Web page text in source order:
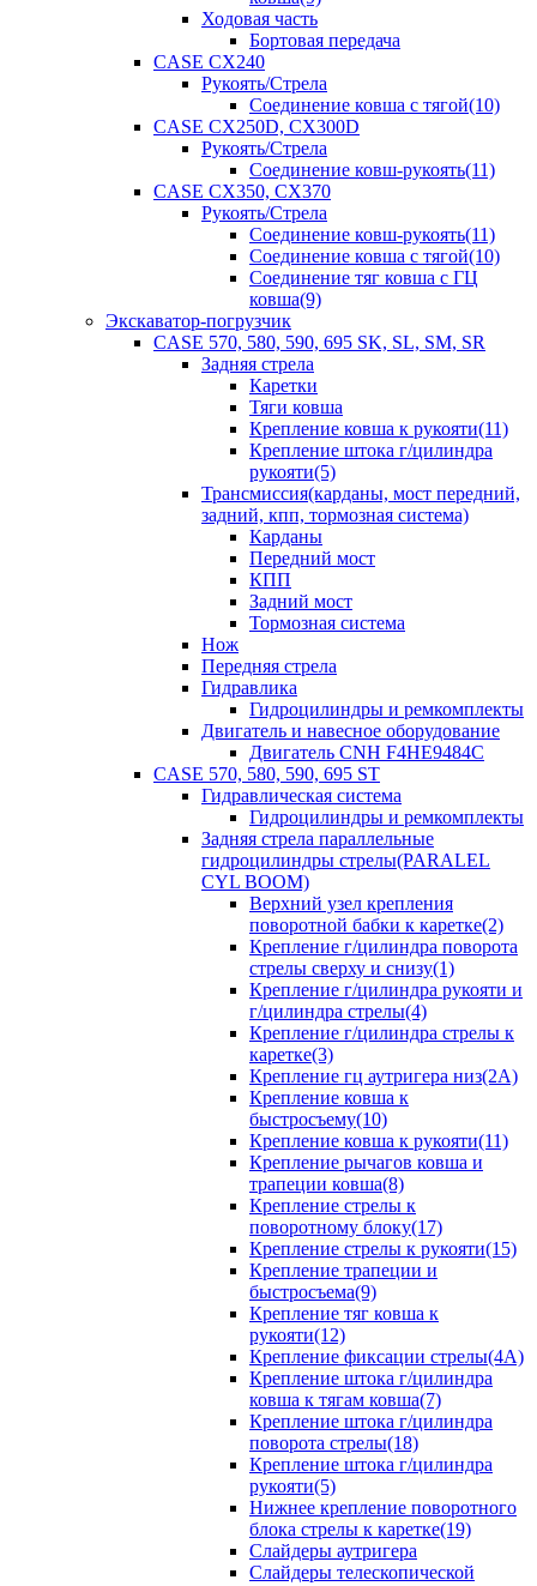
Ходовая часть
Бортовая передача
CASE CX240
Рукоять/Стрела
Соединение ковша с тягой(10)
CASE CX250D, CX300D
Рукоять/Стрела
Соединение ковш-рукоять(11)
CASE CX350, CX370
Рукоять/Стрела
Соединение ковш-рукоять(11)
Соединение ковша с тягой(10)
Соединение тяг ковша с ГЦ
ковша(9)
Экскаватор-погрузчик
CASE 570, 580, 590, 695 SK, SL, SM, SR
Задняя стрела
Каретки
Тяги ковша
Крепление ковша к рукояти(11)
Крепление штока г/цилиндра
рукояти(5)
Трансмиссия(карданы, мост передний,
задний, кпп, тормозная система)
Карданы
Передний мост
КПП
Задний мост
Тормозная система
Нож
Передняя стрела
Гидравлика
Гидроцилиндры и ремкомплекты
Двигатель и навесное оборудование
Двигатель CNH F4HE9484C
CASE 570, 580, 590, 695 ST
Гидравлическая система
Гидроцилиндры и ремкомплекты
Задняя стрела параллельные
гидроцилиндры стрелы(PARALEL
CYL BOOM)
Верхний узел крепления
поворотной бабки к каретке(2)
Крепление г/цилиндра поворота
стрелы сверху и снизу(1)
Крепление г/цилиндра рукояти и
г/цилиндра стрелы(4)
Крепление г/цилиндра стрелы к
каретке(3)
Крепление гц аутригера низ(2А)
Крепление ковша к
быстросъему(10)
Крепление ковша к рукояти(11)
Крепление рычагов ковша и
трапеции ковша(8)
Крепление стрелы к
поворотному блоку(17)
Крепление стрелы к рукояти(15)
Крепление трапеции и
быстросъема(9)
Крепление тяг ковша к
рукояти(12)
Крепление фиксации стрелы(4A)
Крепление штока г/цилиндра
ковша к тягам ковша(7)
Крепление штока г/цилиндра
поворота стрелы(18)
Крепление штока г/цилиндра
рукояти(5)
Нижнее крепление поворотного
блока стрелы к каретке(19)
Слайдеры аутригера
Слайдеры телескопической